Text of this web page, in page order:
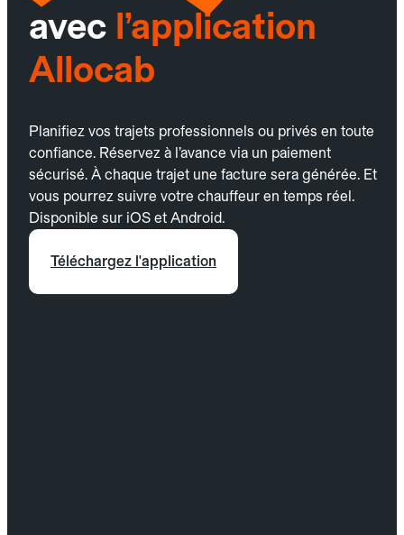
avec l’application
Allocab
Planifiez vos trajets professionnels ou privés en toute
confiance. Réservez à l’avance via un paiement
sécurisé. À chaque trajet une facture sera générée. Et
vous pourrez suivre votre chauffeur en temps réel.
Disponible sur iOS et Android.
Téléchargez l'application